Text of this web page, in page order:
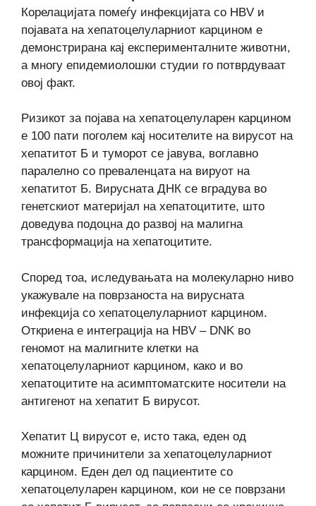
Корелацијата помеѓу инфекцијата со HBV и
појавата на хепатоцелуларниот карцином е
демонстрирана кај експерименталните животни,
а многу епидемиолошки студии го потврдуваат
овој факт.
Ризикот за појава на хепатоцелуларен карцином
е 100 пати поголем кај носителите на вирусот на
хепатитот Б и туморот се јавува, воглавно
паралелно со преваленцата на вируот на
хепатитот Б. Вирусната ДНК се вградува во
генетскиот материјал на хепатоцитите, што
доведува подоцна до развој на малигна
трансформација на хепатоцитите.
Според тоа, иследувањата на молекуларно ниво
укажувале на поврзаноста на вирусната
инфекција со хепатоцелуларниот карцином.
Откриена е интеграција на HBV – DNK во
геномот на малигните клетки на
хепатоцелуларниот карцином, како и во
хепатоцитите на асимптоматските носители на
антигенот на хепатит Б вирусот.
Хепатит Ц вирусот е, исто така, еден од
можните причинители за хепатоцелуларниот
карцином. Еден дел од пациентите со
хепатоцелуларен карцином, кои не се поврзани